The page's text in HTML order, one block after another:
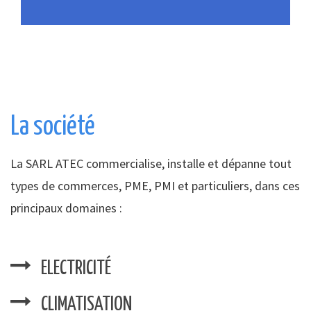
La société
La SARL ATEC commercialise, installe et dépanne tout
types de commerces, PME, PMI et particuliers, dans ces
principaux domaines :
ELECTRICITÉ
CLIMATISATION